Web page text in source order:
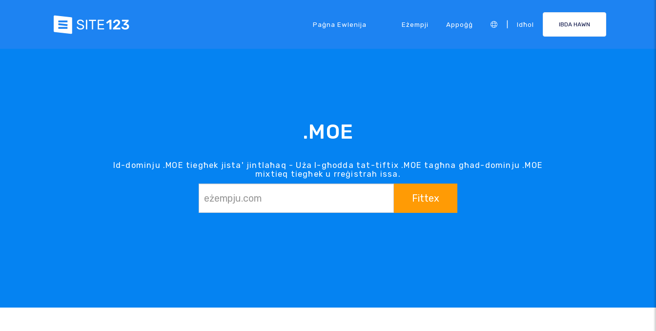
Paġna Ewlenija Eżempji Appoġġ Idħol IBDA HAWN
.MOE
Id-dominju .MOE tiegħek jista' jintlaħaq - Uża l-għodda tat-tiftix .MOE tagħna għad-dominju .MOE
mixtieq tiegħek u rreġistrah issa.
Fittex